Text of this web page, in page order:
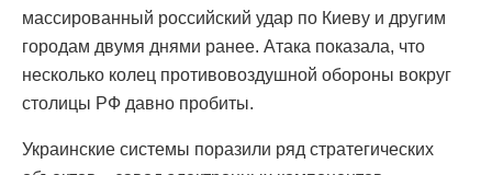
массированный российский удар по Киеву и другим
городам двумя днями ранее. Атака показала, что
несколько колец противовоздушной обороны вокруг
столицы РФ давно пробиты.
Украинские системы поразили ряд стратегических